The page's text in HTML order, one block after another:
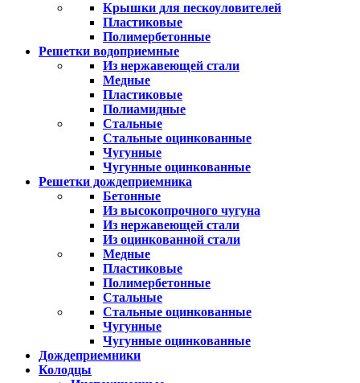
Крышки для пескоуловителей
Пластиковые
Полимербетонные
Решетки водоприемные
Из нержавеющей стали
Медные
Пластиковые
Полиамидные
Стальные
Стальные оцинкованные
Чугунные
Чугунные оцинкованные
Решетки дождеприемника
Бетонные
Из высокопрочного чугуна
Из нержавеющей стали
Из оцинкованной стали
Медные
Пластиковые
Полимербетонные
Стальные
Стальные оцинкованные
Чугунные
Чугунные оцинкованные
Дождеприемники
Колодцы